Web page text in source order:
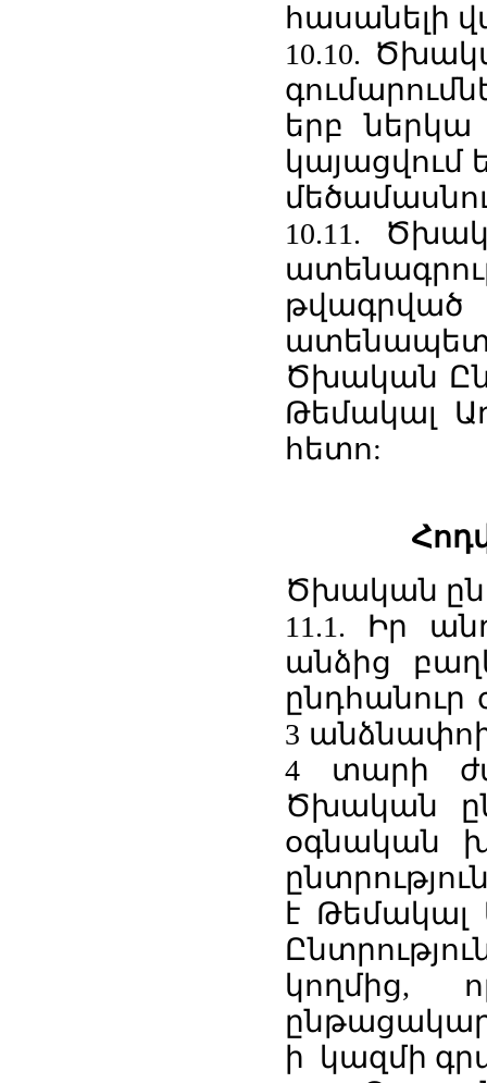
հասանելի
10.10.
երբ ներկա
կայացվում
10.11.
Ծխական
Թեմակալ
հետո:
Ծխական
11.1. Իր
անձից
ընդհանուր
3
4 տարի
Ծխական
օգնական
է Թեմակալ
կողմից,
ի կազմի